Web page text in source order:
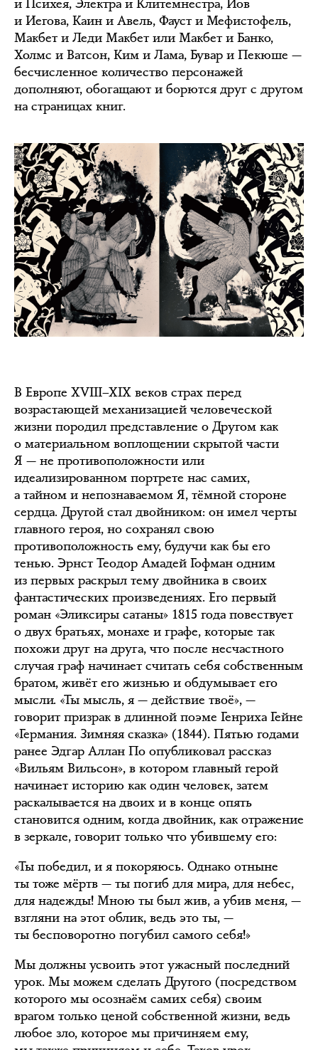
и Психея, Электра и Клитемнестра, Иов
и Иегова, Каин и Авель, Фауст и Мефистофель,
Макбет и Леди Макбет или Макбет и Банко,
Холмс и Ватсон, Ким и Лама, Бувар и Пекюше —
бесчисленное количество персонажей
дополняют, обогащают и борются друг с другом
на страницах книг.
В Европе XVIII–XIX веков страх перед
возрастающей механизацией человеческой
жизни породил представление о Другом как
о материальном воплощении скрытой части
Я — не противоположности или
идеализированном портрете нас самих,
а тайном и непознаваемом Я, тёмной стороне
сердца. Другой стал двойником: он имел черты
главного героя, но сохранял свою
противоположность ему, будучи как бы его
тенью. Эрнст Теодор Амадей Гофман одним
из первых раскрыл тему двойника в своих
фантастических произведениях. Его первый
роман «Эликсиры сатаны» 1815 года повествует
о двух братьях, монахе и графе, которые так
похожи друг на друга, что после несчастного
случая граф начинает считать себя собственным
братом, живёт его жизнью и обдумывает его
мысли. «Ты мысль, я — действие твоё», —
говорит призрак в длинной поэме Генриха Гейне
«Германия. Зимняя сказка» (1844). Пятью годами
ранее Эдгар Аллан По опубликовал рассказ
«Вильям Вильсон», в котором главный герой
начинает историю как один человек, затем
раскалывается на двоих и в конце опять
становится одним, когда двойник, как отражение
в зеркале, говорит только что убившему его:
«Ты победил, и я покоряюсь. Однако отныне
ты тоже мёртв — ты погиб для мира, для небес,
для надежды! Мною ты был жив, а убив меня, —
взгляни на этот облик, ведь это ты, —
ты бесповоротно погубил самого себя!»
Мы должны усвоить этот ужасный последний
урок. Мы можем сделать Другого (посредством
которого мы осознаём самих себя) своим
врагом только ценой собственной жизни, ведь
любое зло, которое мы причиняем ему,